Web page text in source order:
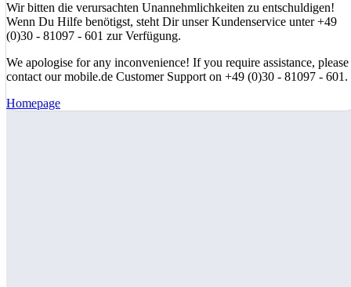
Wir bitten die verursachten Unannehmlichkeiten zu entschuldigen!
Wenn Du Hilfe benötigst, steht Dir unser Kundenservice unter +49
(0)30 - 81097 - 601 zur Verfügung.
We apologise for any inconvenience! If you require assistance, please
contact our mobile.de Customer Support on +49 (0)30 - 81097 - 601.
Homepage